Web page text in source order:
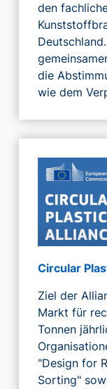
den
die
wie dem
Circular
Ziel der
Markt für
Tonnen
"Design for
Sorting"